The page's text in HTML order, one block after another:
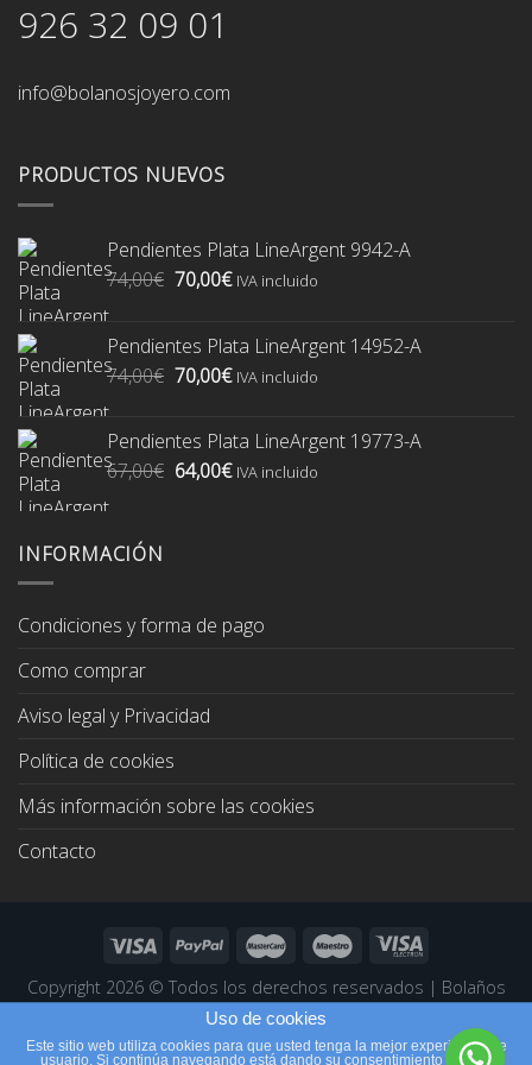
926 32 09 01
info@bolanosjoyero.com
PRODUCTOS NUEVOS
Pendientes Plata LineArgent 9942-A
74,00€ El
era:
74,00€.
70,00€El
es:
70,00€.
IVA incluido
Pendientes Plata LineArgent 14952-A
74,00€ El
era:
74,00€.
70,00€El
es:
70,00€.
IVA incluido
Pendientes Plata LineArgent 19773-A
67,00€ El
64,00€ElIVA incluido
INFORMACIÓN
Condiciones y forma de pago
Como comprar
Aviso legal y Privacidad
Política de cookies
Más información sobre las cookies
Contacto
Copyright 2026 © Todos los derechos reservados | Bolaños
Páginas Web Profesionales
Uso de cookies
Este sitio web utiliza cookies para que usted tenga la mejor experiencia de
usuario. Si continúa navegando está dando su consentimiento para la